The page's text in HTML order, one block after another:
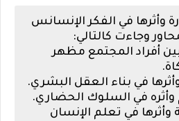
في الفكر الإنسانس
وجاءت كالتالي:
بين أفراد المجتمع مظهر
وأثرها في تعلم الإنسان